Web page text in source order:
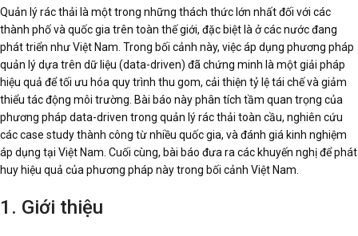
Quản lý rác thải là một trong những thách thức lớn nhất đối với các
thành phố và quốc gia trên toàn thế giới, đặc biệt là ở các nước đang
phát triển như Việt Nam. Trong bối cảnh này, việc áp dụng phương pháp
quản lý dựa trên dữ liệu (data-driven) đã chứng minh là một giải pháp
hiệu quả để tối ưu hóa quy trình thu gom, cải thiện tỷ lệ tái chế và giảm
thiểu tác động môi trường. Bài báo này phân tích tầm quan trọng của
phương pháp data-driven trong quản lý rác thải toàn cầu, nghiên cứu
các case study thành công từ nhiều quốc gia, và đánh giá kinh nghiệm
áp dụng tại Việt Nam. Cuối cùng, bài báo đưa ra các khuyến nghị để phát
huy hiệu quả của phương pháp này trong bối cảnh Việt Nam.
1. Giới thiệu